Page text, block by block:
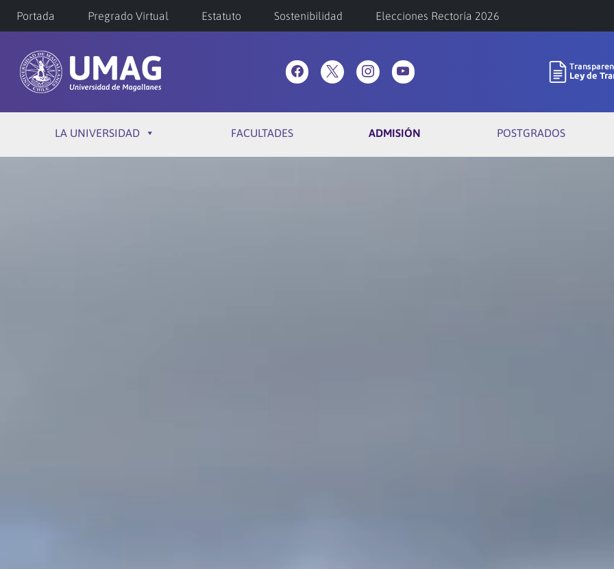
Portada Pregrado Virtual Estatuto Sostenibilidad Elecciones Rectoría 2026
LA UNIVERSIDAD FACULTADES ADMISIÓN POSTGRADOS